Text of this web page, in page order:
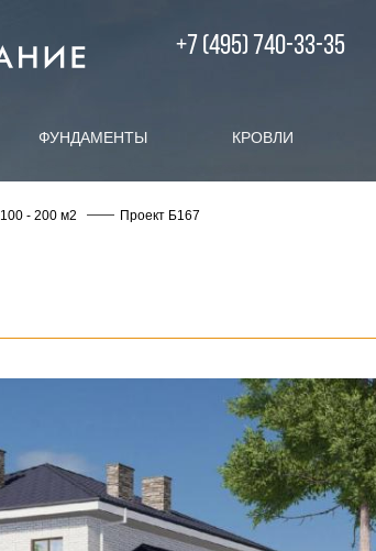
+7 (495) 740-33-35
ФУНДАМЕНТЫ КРОВЛИ
100 - 200 м2 Проект Б167